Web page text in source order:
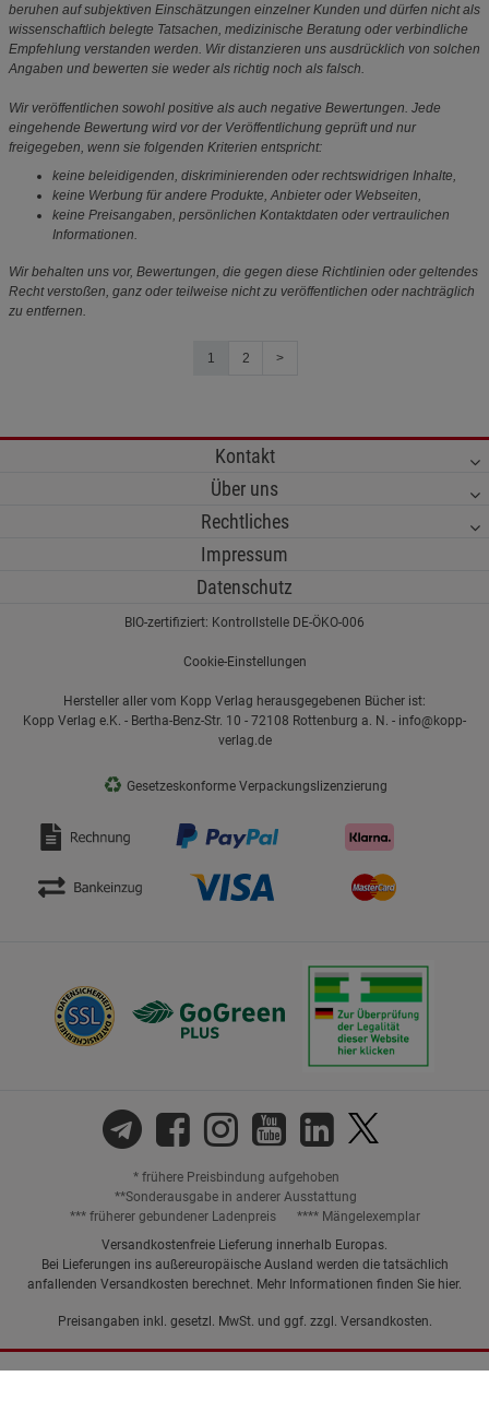
beruhen auf subjektiven Einschätzungen einzelner Kunden und dürfen nicht als
wissenschaftlich belegte Tatsachen, medizinische Beratung oder verbindliche
Empfehlung verstanden werden. Wir distanzieren uns ausdrücklich von solchen
Angaben und bewerten sie weder als richtig noch als falsch.
Wir veröffentlichen sowohl positive als auch negative Bewertungen. Jede
eingehende Bewertung wird vor der Veröffentlichung geprüft und nur
freigegeben, wenn sie folgenden Kriterien entspricht:
keine beleidigenden, diskriminierenden oder rechtswidrigen Inhalte,
keine Werbung für andere Produkte, Anbieter oder Webseiten,
keine Preisangaben, persönlichen Kontaktdaten oder vertraulichen
Informationen.
Wir behalten uns vor, Bewertungen, die gegen diese Richtlinien oder geltendes
Recht verstoßen, ganz oder teilweise nicht zu veröffentlichen oder nachträglich
zu entfernen.
1 2 >
Kontakt
Über uns
Rechtliches
Impressum
Datenschutz
BIO-zertifiziert: Kontrollstelle DE-ÖKO-006
Cookie-Einstellungen
Hersteller aller vom Kopp Verlag herausgegebenen Bücher ist:
Kopp Verlag e.K. - Bertha-Benz-Str. 10 - 72108 Rottenburg a. N. - info@kopp-
verlag.de
♻ Gesetzeskonforme Verpackungslizenzierung
* frühere Preisbindung aufgehoben
**Sonderausgabe in anderer Ausstattung
*** früherer gebundener Ladenpreis
**** Mängelexemplar
Versandkostenfreie Lieferung innerhalb Europas.
Bei Lieferungen ins außereuropäische Ausland werden die tatsächlich
anfallenden Versandkosten berechnet. Mehr Informationen finden Sie hier.
Preisangaben inkl. gesetzl. MwSt. und ggf. zzgl. Versandkosten.